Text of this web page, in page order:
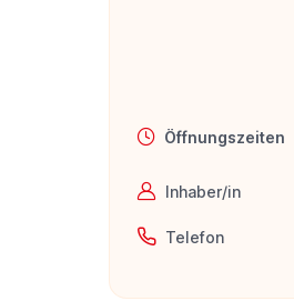
Öffnungszeiten
Inhaber/in
Telefon